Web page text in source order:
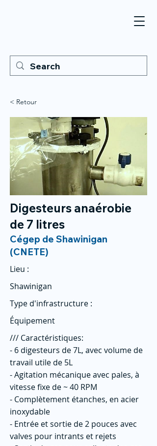
< Retour
Digesteurs anaérobie
de 7 litres
Cégep de Shawinigan
(CNETE)
Lieu :
Shawinigan
Type d'infrastructure :
Équipement
/// Caractéristiques:
- 6 digesteurs de 7L, avec volume de
travail utile de 5L
- Agitation mécanique avec pales, à
vitesse fixe de ~ 40 RPM
- Complètement étanches, en acier
inoxydable
- Entrée et sortie de 2 pouces avec
valves pour intrants et rejets